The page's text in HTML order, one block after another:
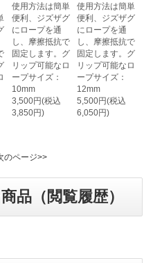
使用方法は簡単
便利、ジズザグ
にロープを通
し、摩擦抵抗で
固定します。グ
リップ可能なロ
ープサイズ：
10mm
3,500円(税込
3,850円)
使用方法は簡単
便利、ジズザグ
にロープを通
し、摩擦抵抗で
固定します。グ
リップ可能なロ
ープサイズ：
12mm
5,500円(税込
6,050円)
のページ>>
品（閲覧履歴）